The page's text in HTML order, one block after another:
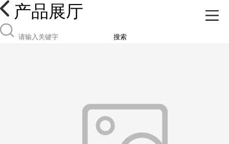
产品展厅
搜索